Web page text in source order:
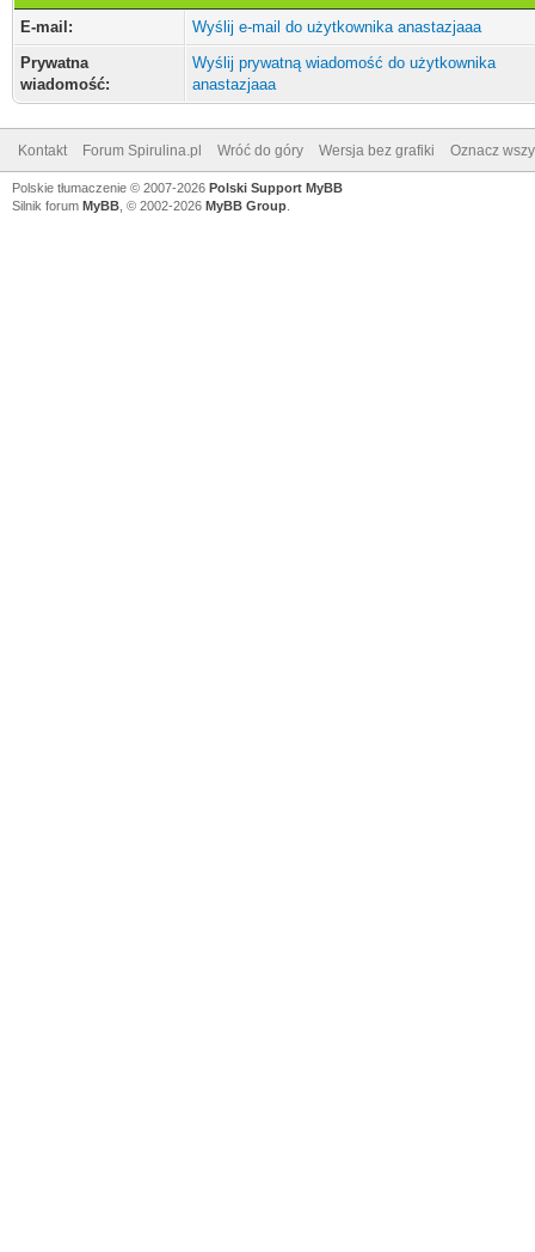
E-mail:
Wyślij e-mail do użytkownika anastazjaaa
Prywatna
wiadomość:
Wyślij prywatną wiadomość do użytkownika
anastazjaaa
Kontakt Forum Spirulina.pl Wróć do góry Wersja bez grafiki Oznacz
Polskie tłumaczenie © 2007-2026 Polski Support MyBB
Silnik forum MyBB , © 2002-2026 MyBB Group